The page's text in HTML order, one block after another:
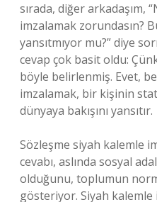
sırada, diğer arkadaşım,
imzalamak zorundasın?
yansıtmıyor mu?” diye
cevap çok basit oldu:
böyle belirlenmiş. Evet,
imzalamak, bir kişinin
dünyaya bakışını yansıtır.
Sözleşme siyah kalemle
cevabı, aslında sosyal
olduğunu, toplumun
gösteriyor. Siyah